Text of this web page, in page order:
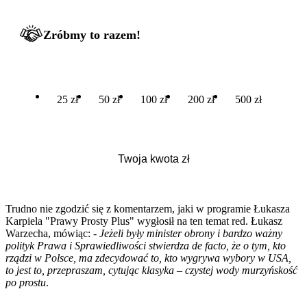
Zróbmy to razem!
25 zł 50 zł 100 zł 200 zł 500 zł
Trudno nie zgodzić się z komentarzem, jaki w programie Łukasza
Karpiela "Prawy Prosty Plus" wygłosił na ten temat red. Łukasz
Warzecha, mówiąc: - Jeżeli były minister obrony i bardzo ważny
polityk Prawa i Sprawiedliwości stwierdza de facto, że o tym, kto
rządzi w Polsce, ma zdecydować to, kto wygrywa wybory w USA,
to jest to, przepraszam, cytując klasyka – czystej wody murzyńskość
po prostu.